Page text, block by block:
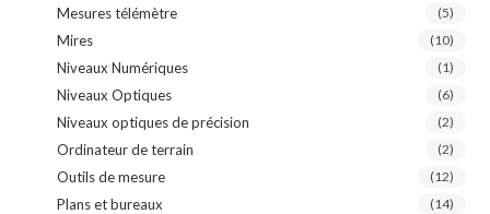
Mesures télémètre (5)
Mires (10)
Niveaux Numériques (1)
Niveaux Optiques (6)
Niveaux optiques de précision (2)
Ordinateur de terrain (2)
Outils de mesure (12)
Plans et bureaux (14)